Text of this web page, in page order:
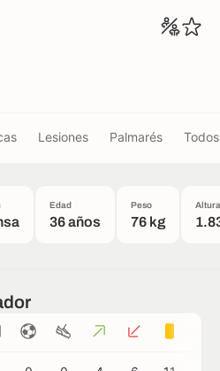
Lesiones Palmarés
Edad
36 años
Peso
76 kg
Altura